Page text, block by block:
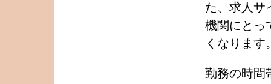
た、求人サ
機関にとっ
くなります
勤務の時間